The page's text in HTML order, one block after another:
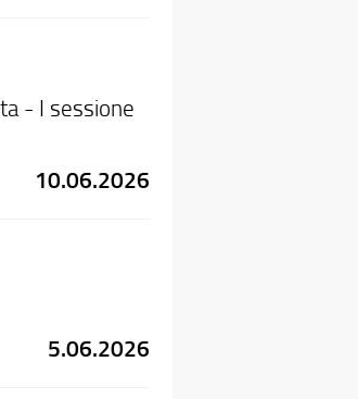
- I sessione
10.06.2026
5.06.2026